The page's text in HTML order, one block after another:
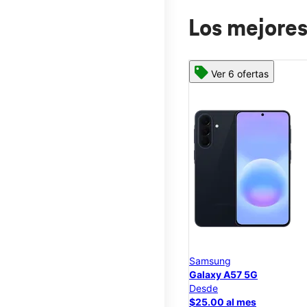
Los
Ver 6 ofertas
Samsung
Galaxy A57 5G
Desde
$25.00 al mes